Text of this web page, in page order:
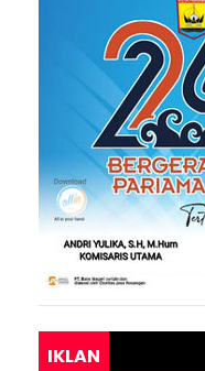
IKLAN